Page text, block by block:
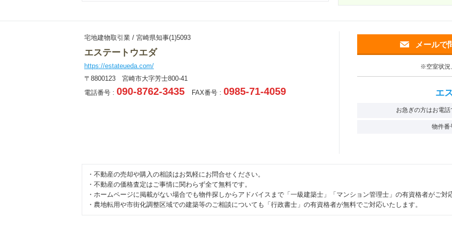
宅地建物取引業 / 宮崎県知事(1)5093
エステートウエダ
https://estateueda.com/
〒8800123 宮崎市大字芳士800-41
電話番号 : 090-8762-3435 FAX番号 : 0985-71-4059
メールで
※空室状況
エ
お急ぎの方はお電話
物件
・不動産の売却や購入の相談はお気軽にお問合せください。
・不動産の価格査定はご事情に関わらず全て無料です。
・ホームページに掲載がない場合でも物件探しからアドバイスまで「一級建築士」「マンション管理士」の有資格者がご対
・農地転用や市街化調整区域での建築等のご相談についても「行政書士」の有資格者が無料でご対応いたします。